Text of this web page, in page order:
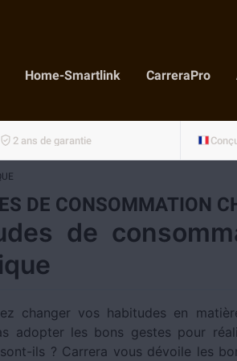
Home-Smartlink CarreraPro
2 ans de garantie
DE CONSOMMATION
de
changer vos habitudes en
adopter les bons gestes pour
ils ? Carrera vous dévoile les